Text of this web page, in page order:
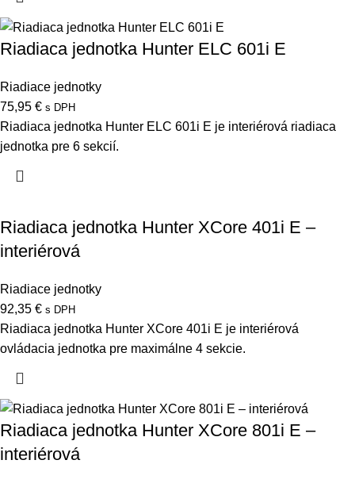
Riadiaca jednotka Hunter ELC 601i E
Riadiace jednotky
75,95 € s DPH
Riadiaca jednotka Hunter ELC 601i E je interiérová riadiaca
jednotka pre 6 sekcií.
Riadiaca jednotka Hunter XCore 401i E –
interiérová
Riadiace jednotky
92,35 € s DPH
Riadiaca jednotka Hunter XCore 401i E je interiérová
ovládacia jednotka pre maximálne 4 sekcie.
Riadiaca jednotka Hunter XCore 801i E –
interiérová